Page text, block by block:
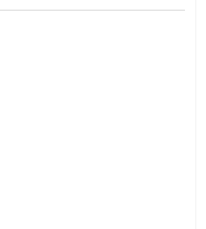
el Préstamo Promotor privado
2025
opción para gestionar tus
financiera: cómo anticiparte